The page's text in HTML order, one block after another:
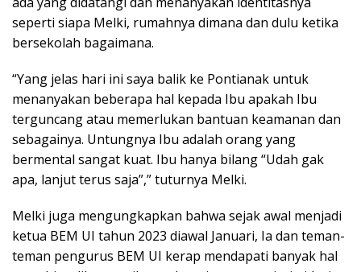
seperti siapa Melki, rumahnya dimana dan dulu ketika
bersekolah bagaimana.
“Yang jelas hari ini saya balik ke Pontianak untuk
menanyakan beberapa hal kepada Ibu apakah Ibu
terguncang atau memerlukan bantuan keamanan dan
sebagainya. Untungnya Ibu adalah orang yang
bermental sangat kuat. Ibu hanya bilang “Udah gak
apa, lanjut terus saja”,” tuturnya Melki.
Melki juga mengungkapkan bahwa sejak awal menjadi
ketua BEM UI tahun 2023 diawal Januari, Ia dan teman-
teman pengurus BEM UI kerap mendapati banyak hal